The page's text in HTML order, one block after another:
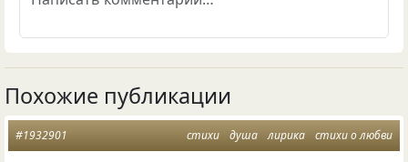
Похожие публикации
стихи душа лирика стихи о любви
#1932901